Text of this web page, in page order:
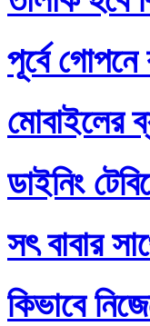
পূর্বে
মোবাইলের
ডাইনিং
সৎ বাবার
কিভাবে